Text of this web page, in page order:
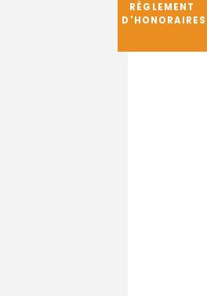
RÈGLEMENT
D'HONORAIRES